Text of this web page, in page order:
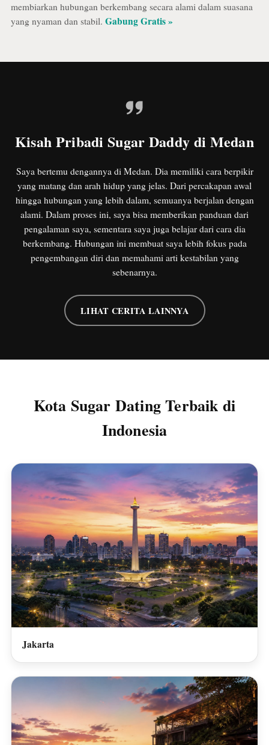
membiarkan hubungan berkembang secara alami dalam suasana
yang nyaman dan stabil. Gabung Gratis »
Kisah Pribadi Sugar Daddy di Medan
Saya bertemu dengannya di Medan. Dia memiliki cara berpikir
yang matang dan arah hidup yang jelas. Dari percakapan awal
hingga hubungan yang lebih dalam, semuanya berjalan dengan
alami. Dalam proses ini, saya bisa memberikan panduan dari
pengalaman saya, sementara saya juga belajar dari cara dia
berkembang. Hubungan ini membuat saya lebih fokus pada
pengembangan diri dan memahami arti kestabilan yang
sebenarnya.
LIHAT CERITA LAINNYA
Kota Sugar Dating Terbaik di
Indonesia
Jakarta